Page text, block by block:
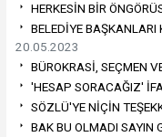
HERKESİN BİR
BELEDİYE BAŞKANLARI
20.05.2023
BÜROKRASİ, SEÇMEN
'HESAP SORACAĞIZ'
SÖZLÜ'YE NİÇİN
BAK BU OLMADI SAYIN